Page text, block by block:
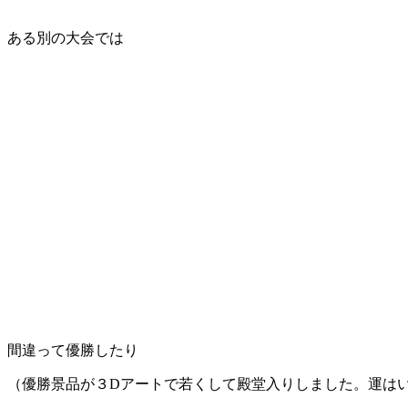
ある別の大会では
間違って優勝したり
（優勝景品が３Dアートで若くして殿堂入りしました。運は